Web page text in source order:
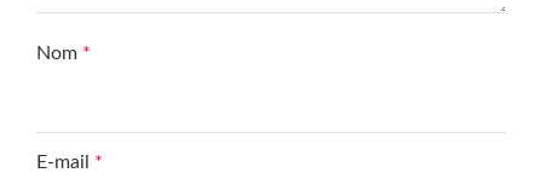
Nom *
E-mail *